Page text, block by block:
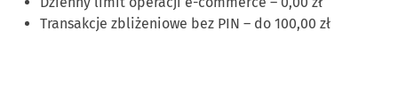
Transakcje zbliżeniowe bez PIN – do 100,00 zł